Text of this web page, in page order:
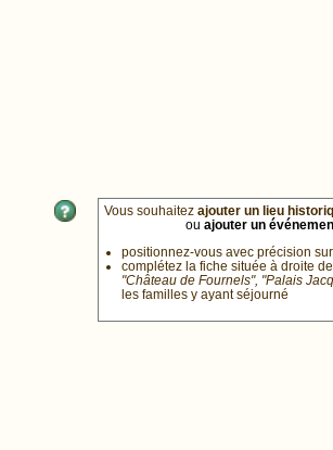
Vous souhaitez ajouter un lieu
ou ajouter un
positionnez-vous avec précision
complétez la fiche située à droite
"Château de Fournels", "Palais
les familles y ayant séjourné